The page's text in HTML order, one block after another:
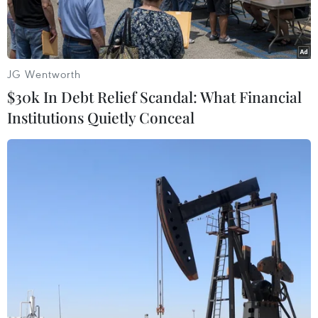
Ảnh minh họa. (Nguồn: OdishaSunTimes.com)
Ngày 10/11, cảnh sát Tây Ban Nha thông báo đã
bắt giữ 56 người trong chiến dịch khắp cả nước
truy quét tội phạm phát tán hình ảnh trẻ em
khiêu dâm trên mạng Internet.
Trong thông báo của cảnh sát Tây Ban Nha,
JG Wentworth
$30k In Debt Relief Scandal: What Financial
Institutions Quietly Conceal